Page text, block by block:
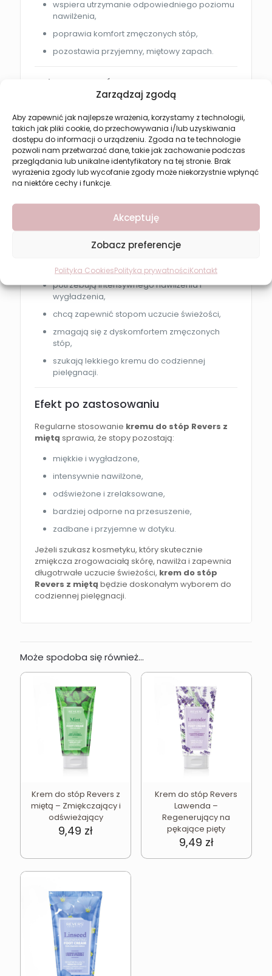
Zarządzaj zgodą
Aby zapewnić jak najlepsze wrażenia, korzystamy z technologii,
takich jak pliki cookie, do przechowywania i/lub uzyskiwania
dostępu do informacji o urządzeniu. Zgoda na te technologie
pozwoli nam przetwarzać dane, takie jak zachowanie podczas
przeglądania lub unikalne identyfikatory na tej stronie. Brak
wyrażenia zgody lub wycofanie zgody może niekorzystnie wpłynąć
na niektóre cechy i funkcje.
Akceptuję
Zobacz preferencje
Polityka CookiesPolityka prywatnościKontakt
wspiera utrzymanie odpowiedniego poziomu
nawilżenia,
poprawia komfort zmęczonych stóp,
pozostawia przyjemny, miętowy zapach.
Jak stosować?
miętąna czystą i osuszoną skórę stóp, zwłaszcza
na pięty i miejsca narażone na zrogowacenia.
Delikatnie wmasuj aż do całkowitego wchłonięcia.
Stosuj codziennie, najlepiej po kąpieli lub przed
snem.
doskonałym wyborem dla osób, które:
mają zrogowaciałą i suchą skórę stóp,
potrzebują intensywnego nawilżenia i
wygładzenia,
chcą zapewnić stopom uczucie świeżości,
zmagają się z dyskomfortem zmęczonych
stóp,
szukają lekkiego kremu do codziennej
pielęgnacji.
Efekt po zastosowaniu
Regularne stosowanie kremu do stóp Revers z
miętą sprawia, że stopy pozostają:
miękkie i wygładzone,
intensywnie nawilżone,
odświeżone i zrelaksowane,
bardziej odporne na przesuszenie,
zadbane i przyjemne w dotyku.
Jeżeli szukasz kosmetyku, który skutecznie
zmiękcza zrogowaciałą skórę, nawilża i zapewnia
długotrwałe uczucie świeżości, krem do stóp
Revers z miętą będzie doskonałym wyborem do
codziennej pielęgnacji.
Może spodoba się również…
Krem do stóp Revers z
miętą – Zmiękczający i
odświeżający
9,49 zł
Krem do stóp Revers
Lawenda –
Regenerujący na
pękające pięty
9,49 zł